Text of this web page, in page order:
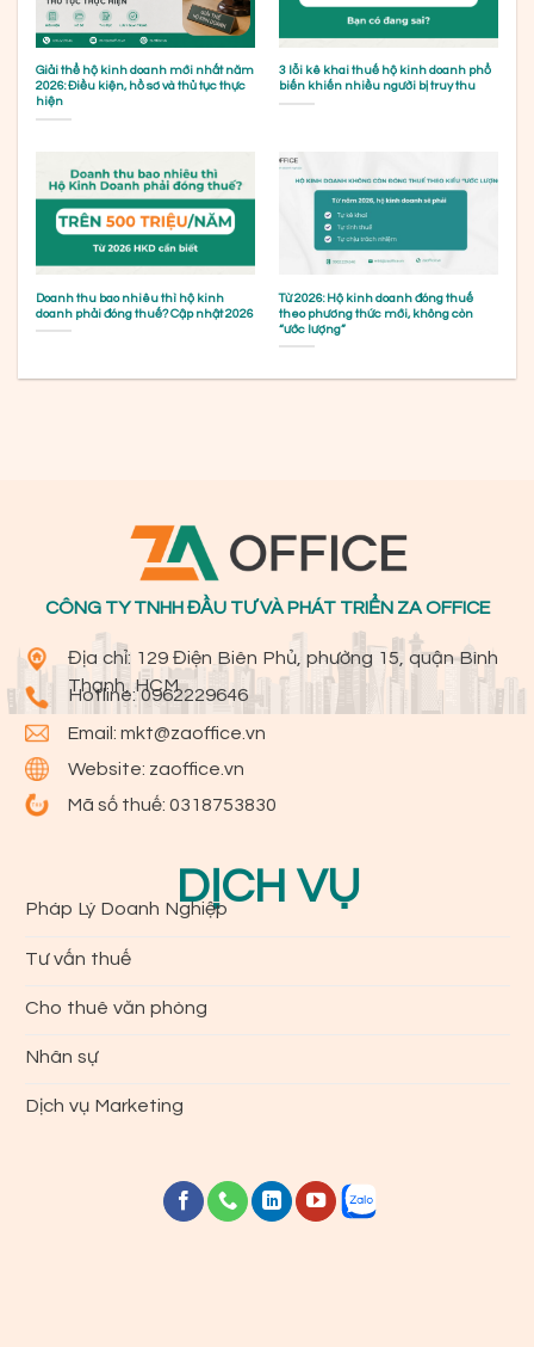
Giải thể hộ kinh doanh mới nhất năm
2026: Điều kiện, hồ sơ và thủ tục thực
hiện
3 lỗi kê khai thuế hộ kinh doanh phổ
biến khiến nhiều người bị truy thu
Doanh thu bao nhiêu thì hộ kinh
doanh phải đóng thuế? Cập nhật 2026
Từ 2026: Hộ kinh doanh đóng thuế
theo phương thức mới, không còn
“ước lượng”
CÔNG TY TNHH ĐẦU TƯ VÀ PHÁT TRIỂN ZA OFFICE
Địa chỉ: 129 Điện Biên Phủ, phường 15, quận Bình
Thạnh, HCM
Hotline:0962229646
Email:mkt@zaoffice.vn
Website: zaoffice.vn
Mã số thuế: 0318753830
DỊCH VỤ
Pháp Lý Doanh Nghiệp
Tư vấn thuế
Cho thuê văn phòng
Nhân sự
Dịch vụ Marketing